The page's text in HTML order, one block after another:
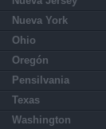
Nueva York
Ohio
Oregón
Pensilvania
Texas
Washington